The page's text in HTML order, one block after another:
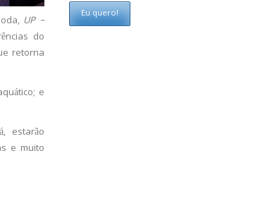
UP –
do
retorna
e
estarão
e muito